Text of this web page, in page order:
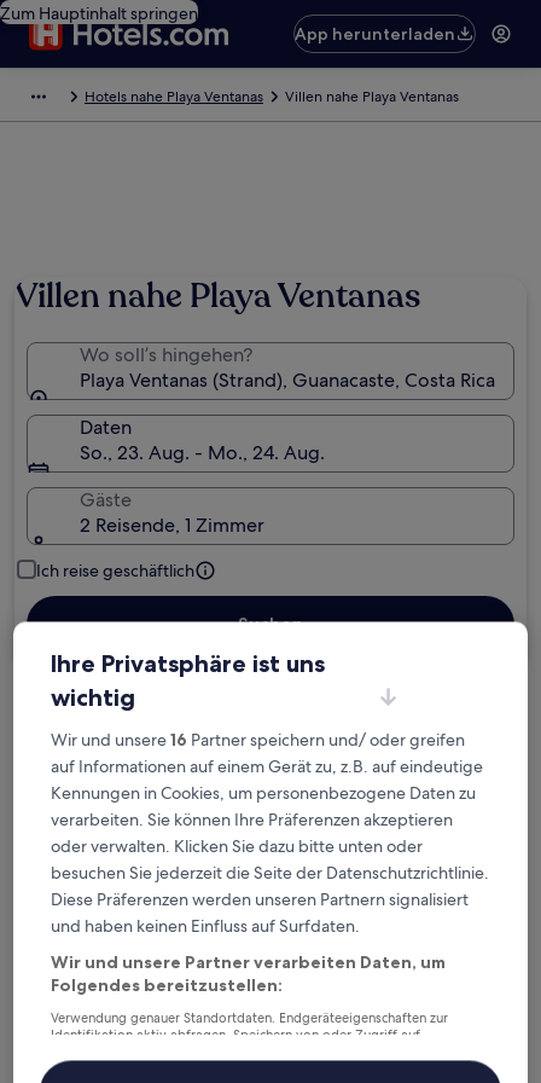
Zum Hauptinhalt springen
App herunterladen
Hotels nahe Playa Ventanas Villen nahe Playa Ventanas
Villen nahe Playa Ventanas
Wo soll’s hingehen?
Playa Ventanas (Strand), Guanacaste, Costa Rica
Daten
So., 23. Aug. - Mo., 24. Aug.
Gäste
2 Reisende, 1 Zimmer
Ich reise geschäftlich
Suchen
Kostenlose Stornierung bei
Planänderungen
Verdiene Prämien für jede
wahrgenommene Übernachtung
Mehr sparen mit Preisen für Mitglieder
Überprüfe die Preise für diese Daten
Ihre Privatsphäre ist uns
wichtig
Wir und unsere16 Partner speichern und/ oder greifen
auf Informationen auf einem Gerät zu, z.B. auf eindeutige
Kennungen in Cookies, um personenbezogene Daten zu
verarbeiten. Sie können Ihre Präferenzen akzeptieren
oder verwalten. Klicken Sie dazu bitte unten oder
besuchen Sie jederzeit die Seite der Datenschutzrichtlinie.
Diese Präferenzen werden unseren Partnern signalisiert
und haben keinen Einfluss auf Surfdaten.
Wir und unsere Partner verarbeiten Daten, um
Folgendes bereitzustellen:
Verwendung genauer Standortdaten. Endgeräteeigenschaften zur
Identifikation aktiv abfragen. Speichern von oder Zugriff auf
Inhalte, Messung von Werbeleistung und der Performance von Inhalten,